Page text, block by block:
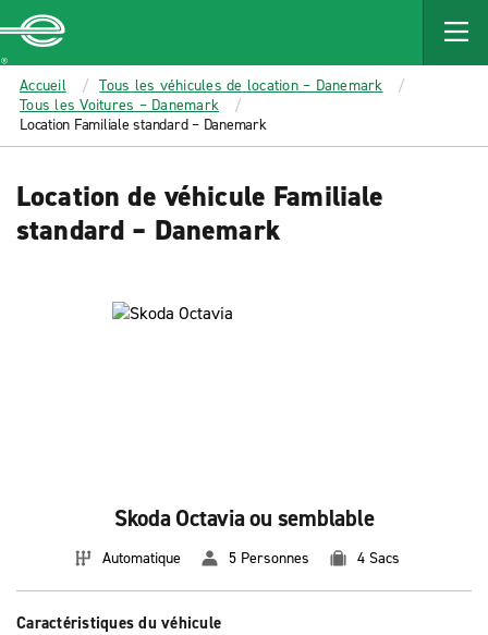
MAIN
CONTENT
Enterprise
Accueil
Tous les véhicules de location – Danemark
Tous les Voitures – Danemark
Location Familiale standard – Danemark
Location de véhicule Familiale
standard – Danemark
Skoda Octavia ou semblable
Automatique 5 Personnes 4 Sacs
Caractéristiques du véhicule